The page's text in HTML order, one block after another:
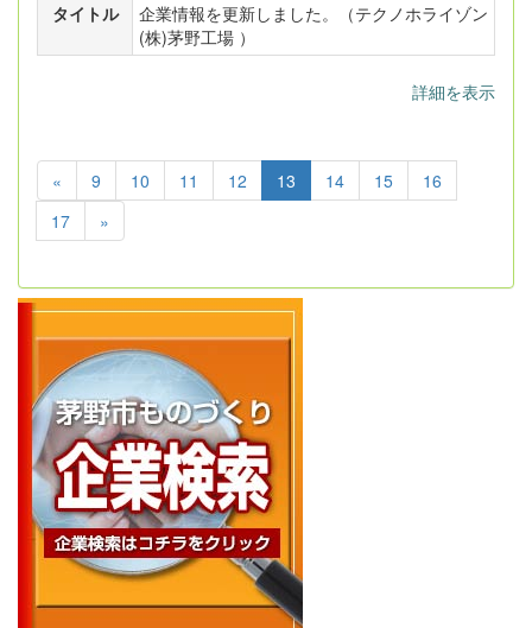
タイトル
企業情報を更新しました。（テクノホライゾン
(株)茅野工場 ）
詳細を表示
« 9 10 11 12 13 14 15
16
17
»